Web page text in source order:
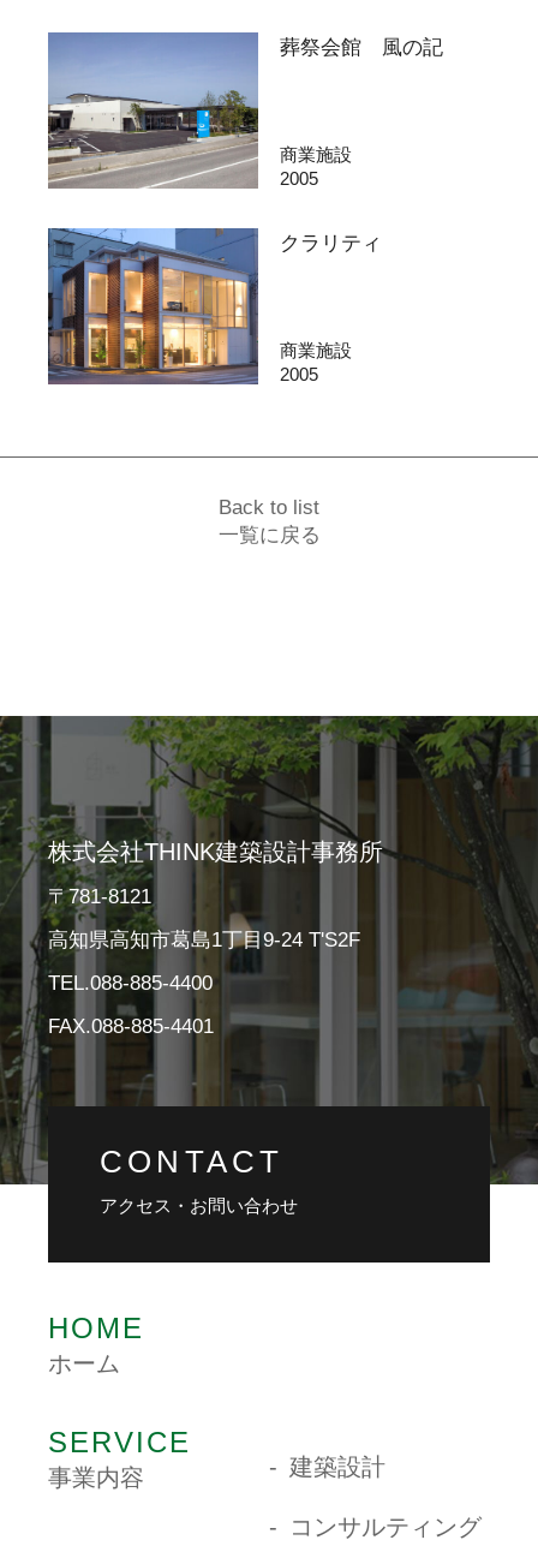
葬祭会館 風の記
商業施設
2005
クラリティ
商業施設
2005
Back to list
一覧に戻る
株式会社THINK建築設計事務所
〒781-8121
高知県高知市葛島1丁目9-24 T'S2F
TEL.088-885-4400
FAX.088-885-4401
CONTACT
アクセス・お問い合わせ
HOME
ホーム
SERVICE
事業内容 建築設計
コンサルティング